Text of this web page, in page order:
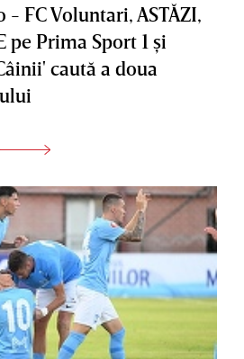
- FC Voluntari, ASTĂZI,
pe Prima Sport 1 şi
caută a doua